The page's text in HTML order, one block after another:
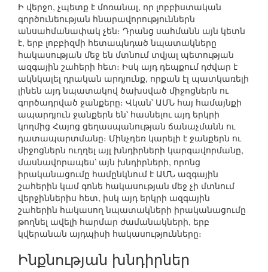
Ի վերջո, չպետք է մոռանալ, որ լոբբիստական
գործունեության հնարավորություններն
անսահմանափակ չեն։ Դրանց սահմանն այն կետն
է, երբ լոբբիզմի հետապնդած նպատակները
հակասության մեջ են մտնում տվյալ պետության
ազգային շահերի հետ։ Իսկ այդ դեպքում դժվար է
ակնկալել դրական արդյունք, որքան էլ պատկառելի
լինեն այդ նպատակով ծախսված միջոցներն ու
գործադրված ջանքերը։ Վկան՝ ԱՄՆ հայ համայնքի
ապարդյուն ջանքերն են՝ հասնելու այդ երկրի
կողմից Հայոց ցեղասպանության ճանաչմանն ու
դատապարտմանը։ Մինչդեռ կարելի է ջանքերն ու
միջոցներն ուղղել այլ խնդիրների կարգավորմանը,
մասնավորապես՝ այն խնդիրների, որոնց
իրականացումը համընկնում է ԱՄՆ ազգային
շահերին կամ գոնե հակասության մեջ չի մտնում
վերջիններիս հետ, իսկ այդ երկրի ազգային
շահերին հակասող նպատակների իրականացումը
թողնել ավելի հարմար ժամանակների, երբ
կվերանան այդպիսի հակասությունները։
Ինքնության խնդիրներ